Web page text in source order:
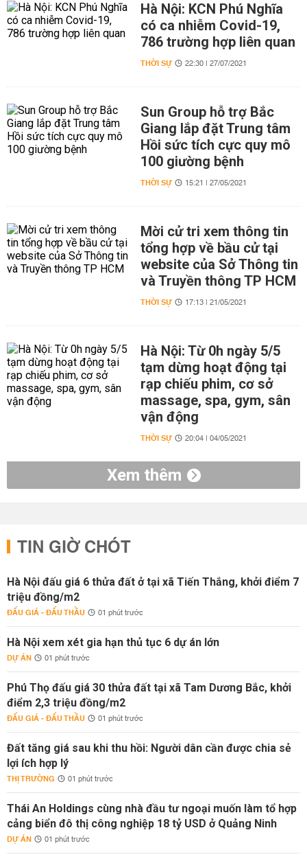
Hà Nội: KCN Phú Nghĩa
có ca nhiễm Covid-19,
786 trường hợp liên quan
THỜI SỰ 22:30 | 27/07/2021
Sun Group hỗ trợ Bắc
Giang lắp đặt Trung tâm
Hồi sức tích cực quy mô
100 giường bệnh
THỜI SỰ 15:21 | 27/05/2021
Mời cử tri xem thông tin
tổng hợp về bầu cử tại
website của Sở Thông tin
và Truyền thông TP HCM
THỜI SỰ 17:13 | 21/05/2021
Hà Nội: Từ 0h ngày 5/5
tạm dừng hoạt động tại
rạp chiếu phim, cơ sở
massage, spa, gym, sân
vận động
THỜI SỰ 20:04 | 04/05/2021
Xem thêm
TIN GIỜ CHÓT
Hà Nội đấu giá 6 thửa đất ở tại xã Tiến Thắng, khởi điểm 7
triệu đồng/m2
ĐẤU GIÁ - ĐẤU THẦU 01 phút trước
Hà Nội xem xét gia hạn thủ tục 6 dự án lớn
DỰ ÁN 01 phút trước
Phú Thọ đấu giá 30 thửa đất tại xã Tam Dương Bắc, khởi
điểm 2,3 triệu đồng/m2
ĐẤU GIÁ - ĐẤU THẦU 01 phút trước
Đất tăng giá sau khi thu hồi: Người dân cần được chia sẻ
lợi ích hợp lý
THỊ TRƯỜNG 01 phút trước
Thái An Holdings cùng nhà đầu tư ngoại muốn làm tổ hợp
cảng biển đô thị công nghiệp 18 tỷ USD ở Quảng Ninh
DỰ ÁN 01 phút trước